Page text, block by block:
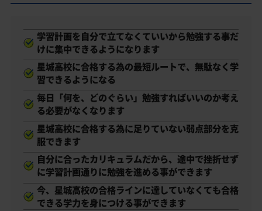
学習計画を自分で立てなくていいから勉強する事だ
けに集中できるようになります
星城高校に合格する為の最短ルートで、無駄なく学
習できるようになる
毎日「何を、どのぐらい」勉強すればいいのか考え
る必要がなくなります
星城高校に合格する為に足りていない弱点部分を克
服できます
自分に合ったカリキュラムだから、途中で挫折せず
に学習計画通りに勉強を進める事ができます
今、星城高校の合格ラインに達していなくても合格
できる学力を身につける事ができます